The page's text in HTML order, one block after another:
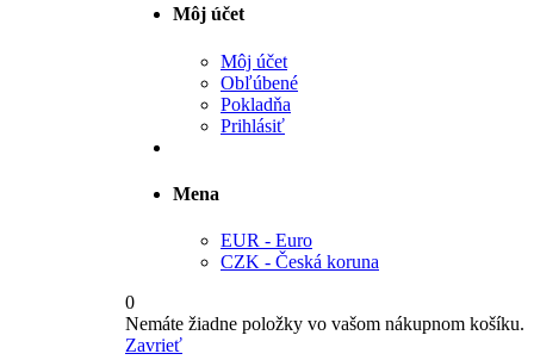
Môj účet
Môj účet
Obľúbené
Pokladňa
Prihlásiť
Mena
EUR - Euro
CZK - Česká koruna
0
Nemáte žiadne položky vo vašom nákupnom košíku.
Zavrieť